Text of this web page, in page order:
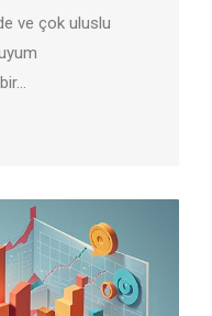
ve çok uluslu